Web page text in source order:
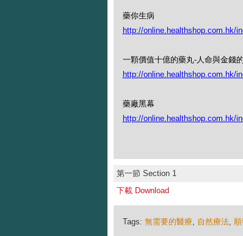
藥你生病
http://online.healthshop.com.hk/
一顆價值十億的藥丸-人命與金錢
http://online.healthshop.com.hk/
藥廠黑幕
http://online.healthshop.com.hk/
第一節 Section 1
下載 Download
Tags: 無需要的醫療, 自然療法,